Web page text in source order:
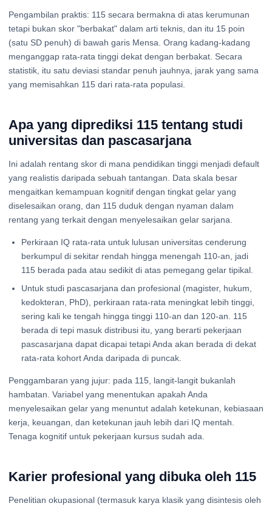
Pengambilan praktis: 115 secara bermakna di atas kerumunan
tetapi bukan skor "berbakat" dalam arti teknis, dan itu 15 poin
(satu SD penuh) di bawah garis Mensa. Orang kadang-kadang
menganggap rata-rata tinggi dekat dengan berbakat. Secara
statistik, itu satu deviasi standar penuh jauhnya, jarak yang sama
yang memisahkan 115 dari rata-rata populasi.
Apa yang diprediksi 115 tentang studi
universitas dan pascasarjana
Ini adalah rentang skor di mana pendidikan tinggi menjadi default
yang realistis daripada sebuah tantangan. Data skala besar
mengaitkan kemampuan kognitif dengan tingkat gelar yang
diselesaikan orang, dan 115 duduk dengan nyaman dalam
rentang yang terkait dengan menyelesaikan gelar sarjana.
Perkiraan IQ rata-rata untuk lulusan universitas cenderung
berkumpul di sekitar rendah hingga menengah 110-an, jadi
115 berada pada atau sedikit di atas pemegang gelar tipikal.
Untuk studi pascasarjana dan profesional (magister, hukum,
kedokteran, PhD), perkiraan rata-rata meningkat lebih tinggi,
sering kali ke tengah hingga tinggi 110-an dan 120-an. 115
berada di tepi masuk distribusi itu, yang berarti pekerjaan
pascasarjana dapat dicapai tetapi Anda akan berada di dekat
rata-rata kohort Anda daripada di puncak.
Penggambaran yang jujur: pada 115, langit-langit bukanlah
hambatan. Variabel yang menentukan apakah Anda
menyelesaikan gelar yang menuntut adalah ketekunan, kebiasaan
kerja, keuangan, dan ketekunan jauh lebih dari IQ mentah.
Tenaga kognitif untuk pekerjaan kursus sudah ada.
Karier profesional yang dibuka oleh 115
Penelitian okupasional (termasuk karya klasik yang disintesis oleh